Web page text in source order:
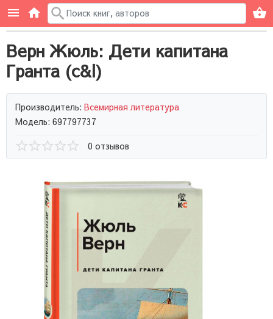
Верн Жюль: Дети капитана
Гранта (c&l)
Производитель: Всемирная литература
Модель: 697797737
0 отзывов